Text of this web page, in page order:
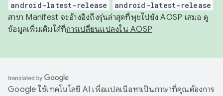
android-latest-release android-latest-release
สาขา Manifest จะอ้างอิงถึงรุ่นล่าสุดที่พุชไปยัง AOSP เสมอ ดู
ข้อมูลเพิ่มเติมได้ที่การเปลี่ยนแปลงใน AOSP
Google ใช้เทคโนโลยี AI เพื่อแปลเนื้อหาเป็นภาษาที่คุณต้องการ